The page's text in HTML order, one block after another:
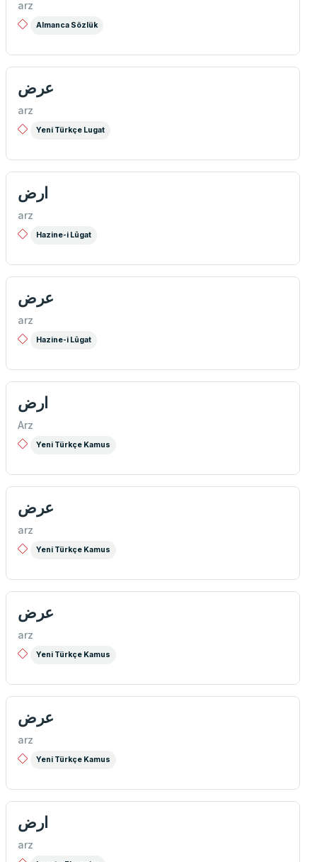
arz
Almanca Sözlük
عرض
arz
Yeni Türkçe Lugat
ارض
arz
Hazine-i Lûgat
عرض
arz
Hazine-i Lûgat
ارض
Arz
Yeni Türkçe Kamus
عرض
arz
Yeni Türkçe Kamus
عرض
arz
Yeni Türkçe Kamus
عرض
arz
Yeni Türkçe Kamus
ارض
arz